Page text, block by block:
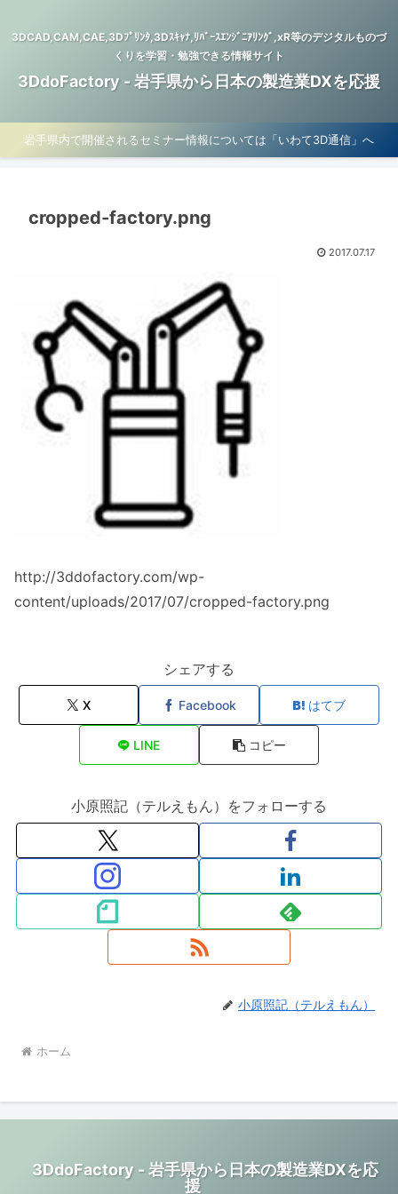
3DCAD,CAM,CAE,3Dﾌﾟﾘﾝﾀ,3Dｽｷｬﾅ,ﾘﾊﾞｰｽｴﾝｼﾞﾆｱﾘﾝｸﾞ,xR等のデジタルものづ
くりを学習・勉強できる情報サイト
3DdoFactory - 岩手県から日本の製造業DXを応援
岩手県内で開催されるセミナー情報については「いわて3D通信」へ
cropped-factory.png
2017.07.17
http://3ddofactory.com/wp-
content/uploads/2017/07/cropped-factory.png
シェアする
X Facebook はてブ
LINE コピー
小原照記（テルえもん）をフォローする
小原照記（テルえもん）
ホーム
3DdoFactory - 岩手県から日本の製造業DXを応
援